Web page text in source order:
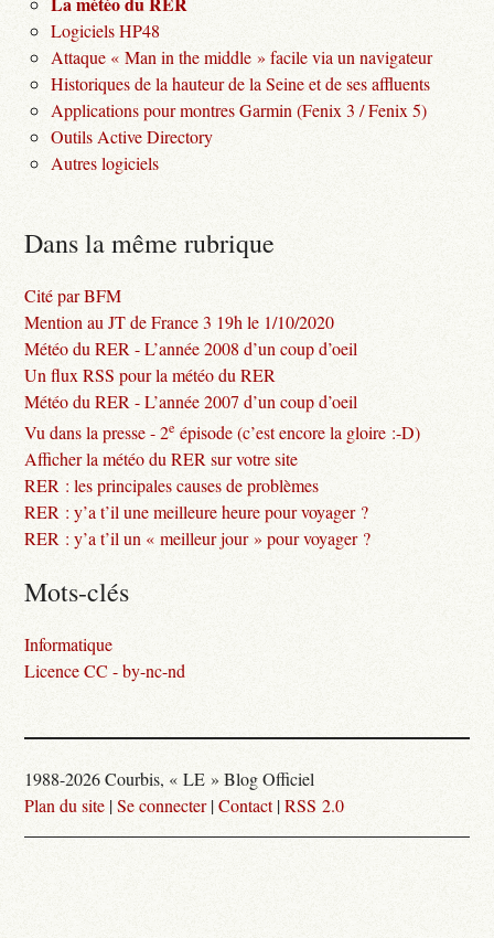
Logiciels HP48
Attaque « Man in the middle » facile via un navigateur
Historiques de la hauteur de la Seine et de ses affluents
Applications pour montres Garmin (Fenix 3 / Fenix 5)
Outils Active Directory
Autres logiciels
Dans la même rubrique
Cité par BFM
Mention au JT de France 3 19h le 1/10/2020
Météo du RER - L’année 2008 d’un coup d’oeil
Un flux RSS pour la météo du RER
Météo du RER - L’année 2007 d’un coup d’oeil
Vu dans la presse - 2e épisode (c’est encore la gloire :-D)
Afficher la météo du RER sur votre site
RER : les principales causes de problèmes
RER : y’a t’il une meilleure heure pour voyager ?
RER : y’a t’il un « meilleur jour » pour voyager ?
Mots-clés
Informatique
Licence CC - by-nc-nd
1988-2026 Courbis, « LE » Blog Officiel
Plan du site |Se connecter|Contact|RSS 2.0